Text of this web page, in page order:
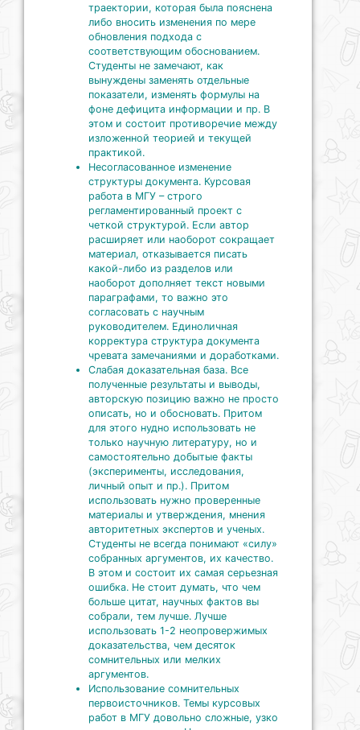
траектории, которая была пояснена
либо вносить изменения по мере
обновления подхода с
соответствующим обоснованием.
Студенты не замечают, как
вынуждены заменять отдельные
показатели, изменять формулы на
фоне дефицита информации и пр. В
этом и состоит противоречие между
изложенной теорией и текущей
практикой.
Несогласованное изменение
структуры документа. Курсовая
работа в МГУ – строго
регламентированный проект с
четкой структурой. Если автор
расширяет или наоборот сокращает
материал, отказывается писать
какой-либо из разделов или
наоборот дополняет текст новыми
параграфами, то важно это
согласовать с научным
руководителем. Единоличная
корректура структура документа
чревата замечаниями и доработками.
Слабая доказательная база. Все
полученные результаты и выводы,
авторскую позицию важно не просто
описать, но и обосновать. Притом
для этого нудно использовать не
только научную литературу, но и
самостоятельно добытые факты
(эксперименты, исследования,
личный опыт и пр.). Притом
использовать нужно проверенные
материалы и утверждения, мнения
авторитетных экспертов и ученых.
Студенты не всегда понимают «силу»
собранных аргументов, их качество.
В этом и состоит их самая серьезная
ошибка. Не стоит думать, что чем
больше цитат, научных фактов вы
собрали, тем лучше. Лучше
использовать 1-2 неопровержимых
доказательства, чем десяток
сомнительных или мелких
аргументов.
Использование сомнительных
первоисточников. Темы курсовых
работ в МГУ довольно сложные, узко